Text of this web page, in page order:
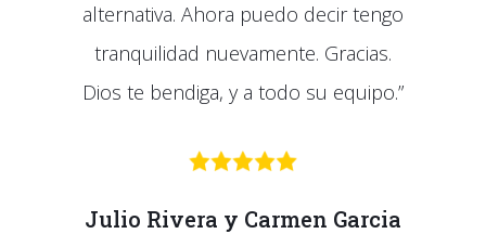
alternativa. Ahora puedo decir tengo
tranquilidad nuevamente. Gracias.
Dios te bendiga, y a todo su equipo.”
Julio Rivera y Carmen Garcia